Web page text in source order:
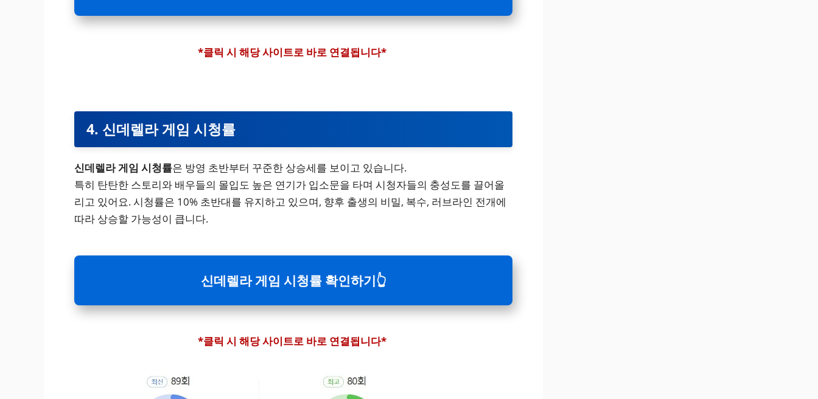
*클릭 시 해당 사이트로 바로 연결됩니다*
4. 신데렐라 게임 시청률
신데렐라 게임 시청률은 방영 초반부터 꾸준한 상승세를 보이고 있습니다.
특히 탄탄한 스토리와 배우들의 몰입도 높은 연기가 입소문을 타며 시청자들의 충성도를 끌어올
리고 있어요. 시청률은 10% 초반대를 유지하고 있으며, 향후 출생의 비밀, 복수, 러브라인 전개에
따라 상승할 가능성이 큽니다.
신데렐라 게임 시청률 확인하기👆
*클릭 시 해당 사이트로 바로 연결됩니다*